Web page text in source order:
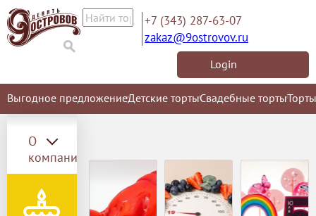
+7 (343) 287-63-07
zakaz@9ostrovov.ru
Login
Выгодное предложениеДетские тортыСвадебные торты
О
компании